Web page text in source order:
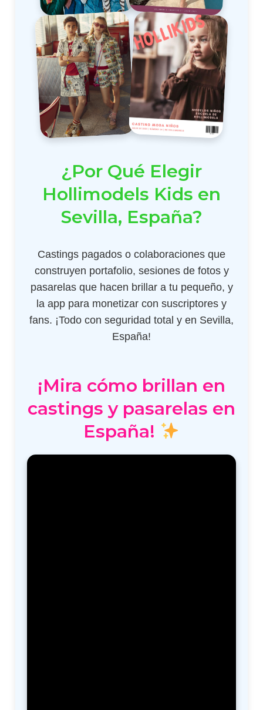
¿Por Qué Elegir
Hollimodels Kids en
Sevilla, España?
Castings pagados o colaboraciones que
construyen portafolio, sesiones de fotos y
pasarelas que hacen brillar a tu pequeño, y
la app para monetizar con suscriptores y
fans. ¡Todo con seguridad total y en Sevilla,
España!
¡Mira cómo brillan en
castings y pasarelas en
España!